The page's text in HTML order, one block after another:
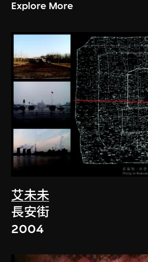
Explore More
艾未未
長安街
2004